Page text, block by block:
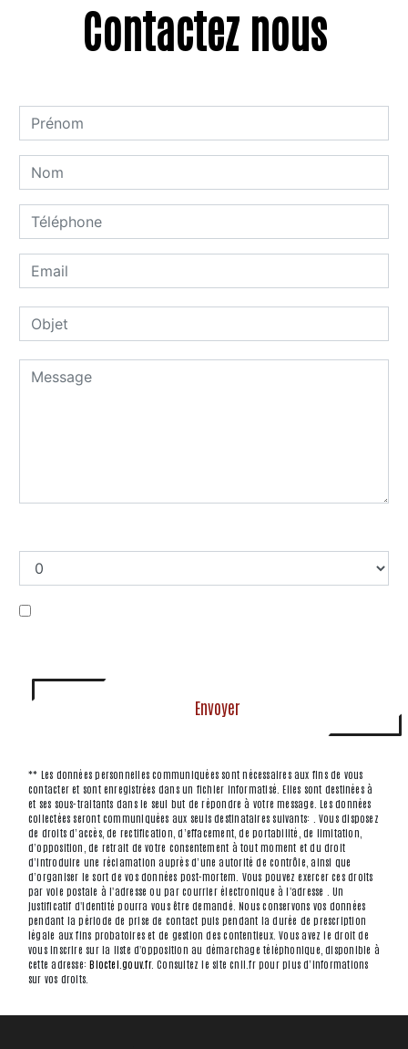
Contactez nous
Envoyer
** Les données personnelles communiquées sont nécessaires aux fins de vous
contacter et sont enregistrées dans un fichier informatisé. Elles sont destinées à
et ses sous-traitants dans le seul but de répondre à votre message. Les données
collectées seront communiquées aux seuls destinataires suivants: . Vous disposez
de droits d’accès, de rectification, d’effacement, de portabilité, de limitation,
d’opposition, de retrait de votre consentement à tout moment et du droit
d’introduire une réclamation auprès d’une autorité de contrôle, ainsi que
d’organiser le sort de vos données post-mortem. Vous pouvez exercer ces droits
par voie postale à l'adresse ou par courrier électronique à l'adresse . Un
justificatif d'identité pourra vous être demandé. Nous conservons vos données
pendant la période de prise de contact puis pendant la durée de prescription
légale aux fins probatoires et de gestion des contentieux. Vous avez le droit de
vous inscrire sur la liste d'opposition au démarchage téléphonique, disponible à
cette adresse:Bloctel.gouv.fr. Consultez le site cnil.fr pour plus d’informations
sur vos droits.